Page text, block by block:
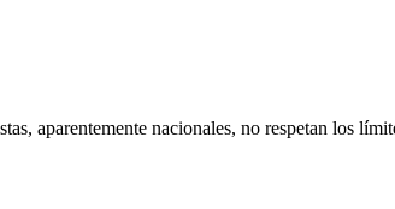
aparentemente nacionales, no respetan los